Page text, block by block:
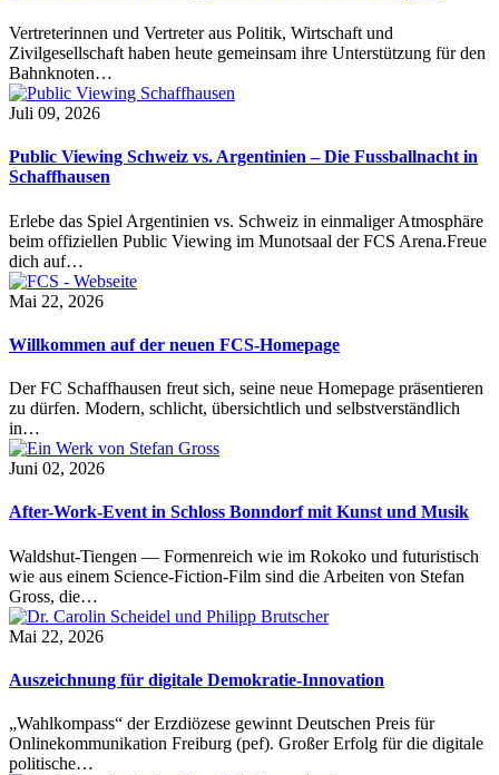
Vertreterinnen und Vertreter aus Politik, Wirtschaft und
Zivilgesellschaft haben heute gemeinsam ihre Unterstützung für den
Bahnknoten…
Juli 09, 2026
Public Viewing Schweiz vs. Argentinien – Die Fussballnacht in
Schaffhausen
Erlebe das Spiel Argentinien vs. Schweiz in einmaliger Atmosphäre
beim offiziellen Public Viewing im Munotsaal der FCS Arena.Freue
dich auf…
Mai 22, 2026
Willkommen auf der neuen FCS-Homepage
Der FC Schaffhausen freut sich, seine neue Homepage präsentieren
zu dürfen. Modern, schlicht, übersichtlich und selbstverständlich
in…
Juni 02, 2026
After-Work-Event in Schloss Bonndorf mit Kunst und Musik
Waldshut-Tiengen — Formenreich wie im Rokoko und futuristisch
wie aus einem Science-Fiction-Film sind die Arbeiten von Stefan
Gross, die…
Mai 22, 2026
Auszeichnung für digitale Demokratie-Innovation
„Wahlkompass“ der Erzdiözese gewinnt Deutschen Preis für
Onlinekommunikation Freiburg (pef). Großer Erfolg für die digitale
politische…